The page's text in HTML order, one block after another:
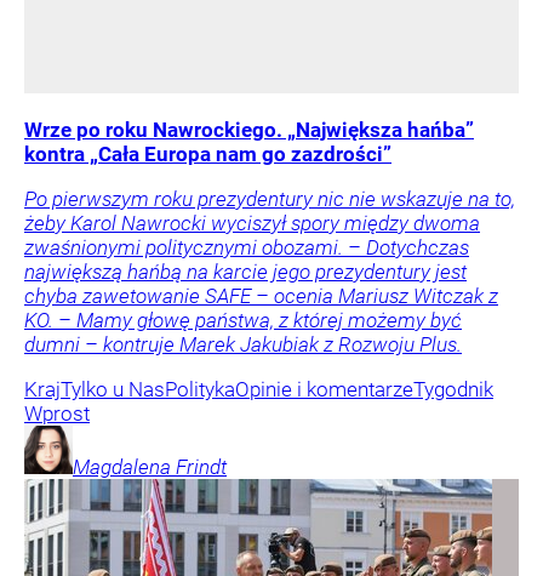
Wrze po roku Nawrockiego. „Największa hańba”
kontra „Cała Europa nam go zazdrości”
Po pierwszym roku prezydentury nic nie wskazuje na to,
żeby Karol Nawrocki wyciszył spory między dwoma
zwaśnionymi politycznymi obozami. – Dotychczas
największą hańbą na karcie jego prezydentury jest
chyba zawetowanie SAFE – ocenia Mariusz Witczak z
KO. – Mamy głowę państwa, z której możemy być
dumni – kontruje Marek Jakubiak z Rozwoju Plus.
KrajTylko u NasPolitykaOpinie i komentarzeTygodnik
Wprost
Magdalena Frindt